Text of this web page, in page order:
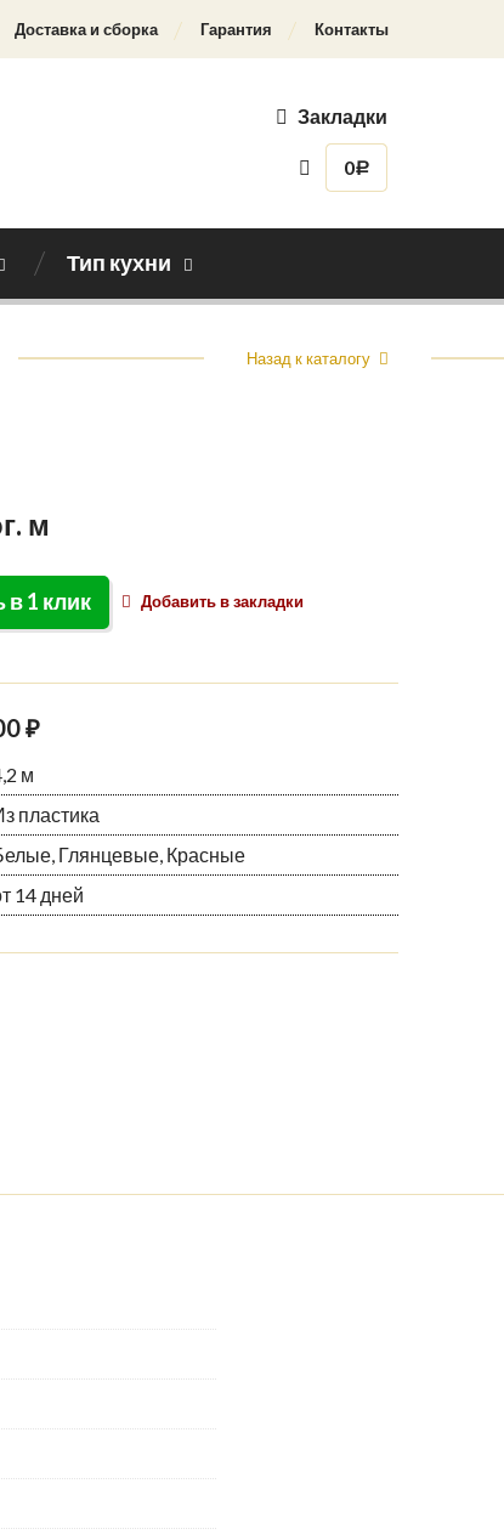
Доставка и сборка Гарантия Контакты
Закладки
0Р
Тип кухни
Назад к каталогу
м
в 1 клик Добавить в закладки
₽
м
пластика
Глянцевые, Красные
14 дней